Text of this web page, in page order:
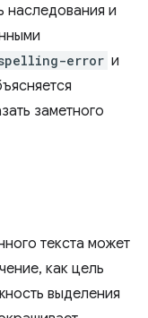
наследования и
error и
заметного
текста может
как цель
выделения